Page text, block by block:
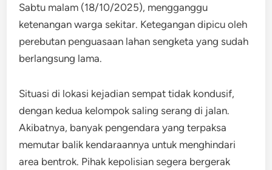
Sabtu malam (18/10/2025), mengganggu
ketenangan warga sekitar. Ketegangan dipicu oleh
perebutan penguasaan lahan sengketa yang sudah
berlangsung lama.
Situasi di lokasi kejadian sempat tidak kondusif,
dengan kedua kelompok saling serang di jalan.
Akibatnya, banyak pengendara yang terpaksa
memutar balik kendaraannya untuk menghindari
area bentrok. Pihak kepolisian segera bergerak